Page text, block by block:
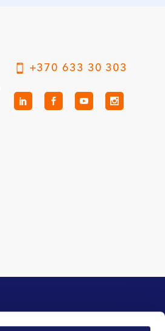
+370 633 30 303